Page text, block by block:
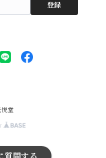
登録
堂
質問する